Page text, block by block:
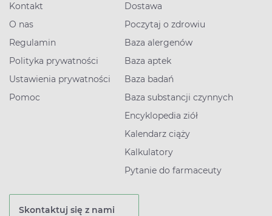
Kontakt
O nas
Regulamin
Polityka prywatności
Ustawienia prywatności
Pomoc
Dostawa
Poczytaj o zdrowiu
Baza alergenów
Baza aptek
Baza badań
Baza substancji czynnych
Encyklopedia ziół
Kalendarz ciąży
Kalkulatory
Pytanie do farmaceuty
Skontaktuj się z nami